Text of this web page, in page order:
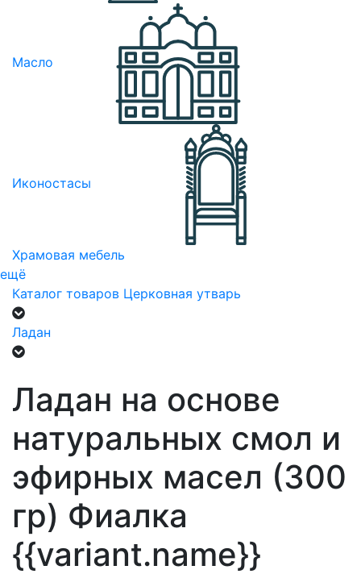
Масло
Иконостасы
Храмовая мебель
ещё
Каталог товаров Церковная утварь
Ладан
Ладан на основе
натуральных смол и
эфирных масел (300
гр) Фиалка
{{variant.name}}